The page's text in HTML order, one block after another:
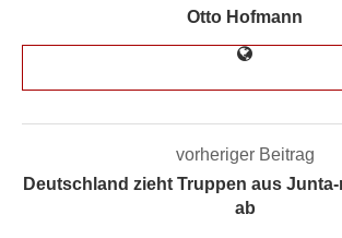
Otto Hofmann
vorheriger Beitrag
Deutschland zieht Truppen aus
ab